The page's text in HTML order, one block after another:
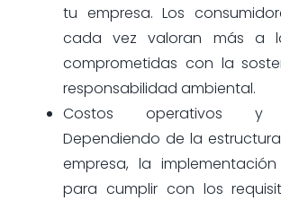
tu empresa. Los
cada vez valoran más a
comprometidas con la
responsabilidad ambiental.
Costos operativos y
Dependiendo de la
empresa, la
para cumplir con los